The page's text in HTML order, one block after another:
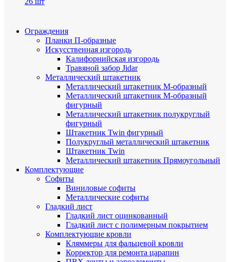
Ограждения
Планки П-образные
Искусственная изгородь
Калифорнийская изгородь
Травяной забор Jidar
Металлический штакетник
Металлический штакетник М-образный
Металлический штакетник М-образный
фигурный
Металлический штакетник полукруглый
фигурный
Штакетник Twin фигурный
Полукруглый металлический штакетник
Штакетник Twin
Металлический штакетник Прямоугольный
Комплектующие
Cофиты
Виниловые софиты
Металлические софиты
Гладкий лист
Гладкий лист оцинкованный
Гладкий лист с полимерным покрытием
Комплектующие кровли
Кляммеры для фальцевой кровли
Корректор для ремонта царапин